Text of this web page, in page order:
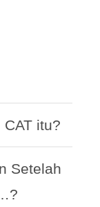
itu?
Setelah